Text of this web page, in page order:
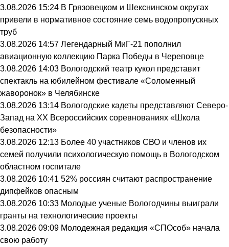
3.08.2026 15:24 В Грязовецком и Шекснинском округах
привели в нормативное состояние семь водопропускных
труб
3.08.2026 14:57 Легендарный МиГ-21 пополнил
авиационную коллекцию Парка Победы в Череповце
3.08.2026 14:03 Вологодский театр кукол представит
спектакль на юбилейном фестивале «Соломенный
жаворонок» в Челябинске
3.08.2026 13:14 Вологодские кадеты представляют Северо-
Запад на XX Всероссийских соревнованиях «Школа
безопасности»
3.08.2026 12:13 Более 40 участников СВО и членов их
семей получили психологическую помощь в Вологодском
областном госпитале
3.08.2026 10:41 52% россиян считают распространение
дипфейков опасным
3.08.2026 10:33 Молодые ученые Вологодчины выиграли
гранты на технологические проекты
3.08.2026 09:09 Молодежная редакция «СПОсоб» начала
свою работу